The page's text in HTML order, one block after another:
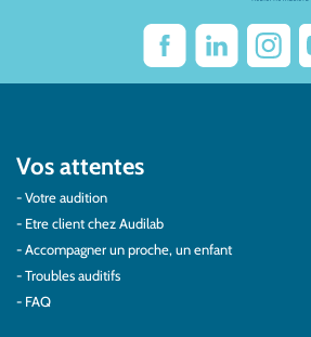
Vos attentes
Votre audition
Etre client chez Audilab
Accompagner un proche, un enfant
Troubles auditifs
FAQ